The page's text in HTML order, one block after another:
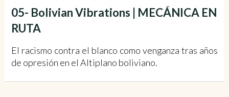
05- Bolivian Vibrations | MECÁNICA EN
RUTA
El racismo contra el blanco como venganza tras años
de opresión en el Altiplano boliviano.